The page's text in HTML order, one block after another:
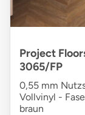
Project
3065/FP
0,55 mm
Vollvinyl -
braun